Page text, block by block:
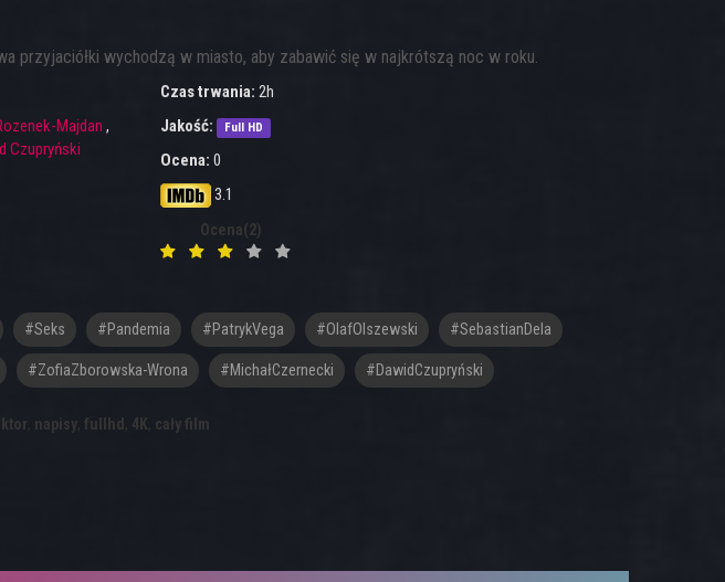
przyjaciółki wychodzą w miasto, aby zabawić się w najkrótszą noc w roku.
Majdan ,
Czupryński
Czas trwania: 2h
Jakość:
Full HD
Ocena: 0
3.1
Ocena(2)
#Seks #Pandemia #PatrykVega #OlafOlszewski #SebastianDela
#ZofiaZborowska-Wrona #MichałCzernecki #DawidCzupryński
, napisy, fullhd , 4K, cały film